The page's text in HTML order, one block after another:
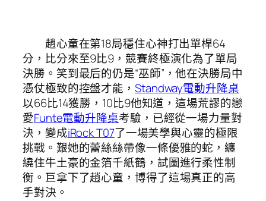
趙心童在第18局穩住心神打出單桿64
分，比分來至9比9，競賽終極演化為了單局
決勝。笑到最后的仍是“巫師”，他在決勝局中
憑仗極致的控盤才能， Standway電動升降桌
以66比14獲勝，10比9他知道，這場荒謬的戀
愛Funte電動升降桌考驗，已經從一場力量對
決，變成iRock T07了一場美學與心靈的極限
挑戰。艱她的蕾絲絲帶像一條優雅的蛇，纏
繞住牛土豪的金箔千紙鶴，試圖進行柔性制
衡。巨拿下了趙心童，博得了這場真正的高
手對決。